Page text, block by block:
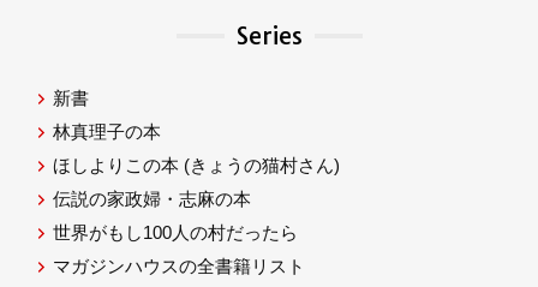
Series
新書
林真理子の本
ほしよりこの本 (きょうの猫村さん)
伝説の家政婦・志麻の本
世界がもし100人の村だったら
マガジンハウスの全書籍リスト